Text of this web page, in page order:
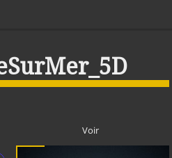
Voir